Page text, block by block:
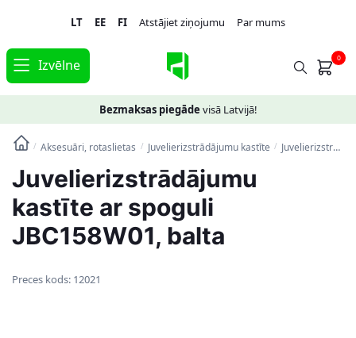
navigation
content
LT EE FI Atstājiet ziņojumu Par mums
Izvēlne 0
Bezmaksas piegāde visā Latvijā!
/ Aksesuāri, rotaslietas / Juvelierizstrādājumu kastīte / Juvelierizstrādājumu kastīte ar spoguli JBC158W01, balta
Juvelierizstrādājumu
kastīte ar spoguli
JBC158W01, balta
Preces kods: 12021